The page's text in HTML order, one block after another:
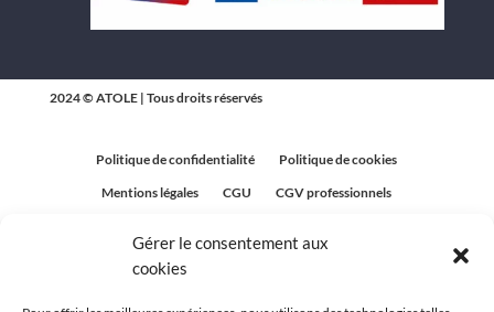
Gérer le consentement aux
cookies
2024 © ATOLE | Tous droits réservés
Politique de confidentialité
Politique de cookies
Mentions légales
CGU
CGV professionnels